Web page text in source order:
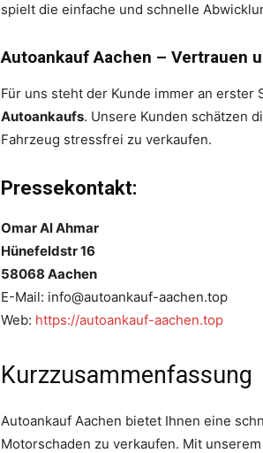
spielt die einfache und schnelle
Autoankauf Aachen – Vertrauen
Für uns steht der Kunde immer an erster
Autoankaufs. Unsere Kunden schätzen
Fahrzeug stressfrei zu verkaufen.
Pressekontakt:
Omar Al Ahmar
Hünefeldstr 16
58068 Aachen
E-Mail: info@autoankauf-aachen.top
Web: https://autoankauf-aachen.top
Kurzzusammenfassung
Autoankauf Aachen bietet Ihnen eine
Motorschaden zu verkaufen. Mit